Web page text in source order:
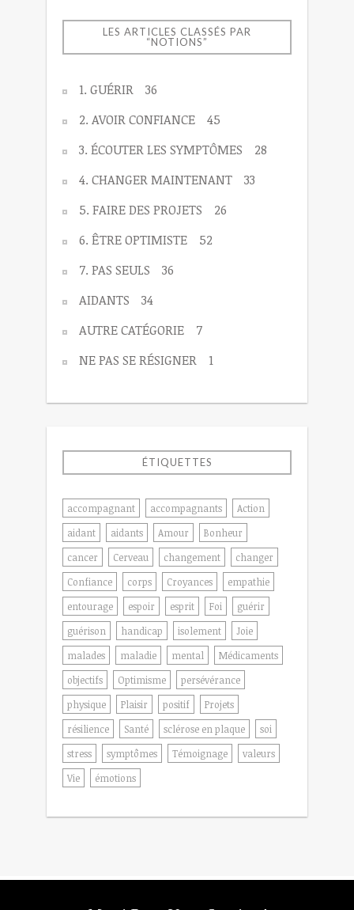
LES ARTICLES CLASSÉS PAR
“NOTIONS”
1. GUÉRIR
36
2. AVOIR CONFIANCE
45
3. ÉCOUTER LES SYMPTÔMES
28
4. CHANGER MAINTENANT
33
5. FAIRE DES PROJETS
26
6. ÊTRE OPTIMISTE
52
7. PAS SEULS
36
AIDANTS
34
AUTRE CATÉGORIE
7
NE PAS SE RÉSIGNER
1
ÉTIQUETTES
accompagnant accompagnants
Action
aidant
aidants Amour
Bonheur
cancer
Cerveau changement
changer
Confiance
corps Croyances
empathie
entourage
espoir esprit Foi
guérir
guérison
handicap isolement
Joie
malades
maladie mental
Médicaments
objectifs
Optimisme
persévérance
physique
Plaisir positif
Projets
résilience
Santé sclérose en plaque
soi
stress
symptômes Témoignage
valeurs
Vie
émotions